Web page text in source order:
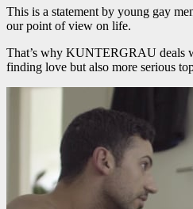
This is a statement by young gay
our point of view on life.
That’s why KUNTERGRAU deals
finding love but also more serious